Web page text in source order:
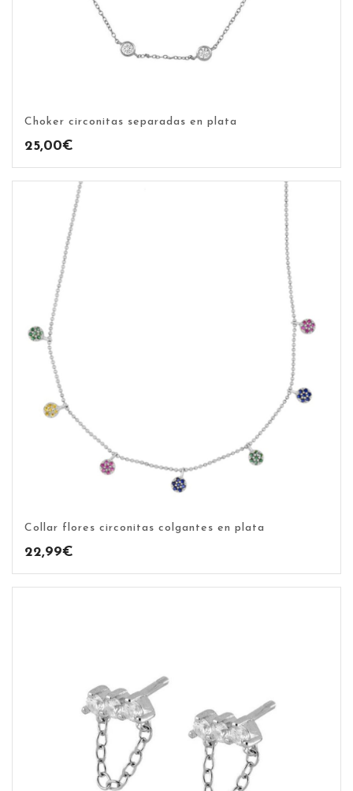
Choker circonitas separadas en plata
25,00€
Collar flores circonitas colgantes en plata
22,99€